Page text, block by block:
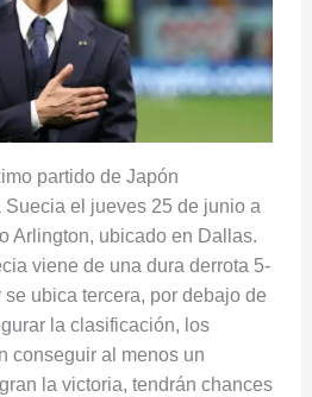
partido de Japón
el jueves 25 de junio a
Arlington, ubicado en Dallas.
viene de una dura derrota 5-
ubica tercera, por debajo de
la clasificación, los
conseguir al menos un
la victoria, tendrán chances